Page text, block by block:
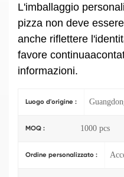
L'imballaggio
pizza non deve
anche riflettere
favore continuaa
informazioni.
Luogo d'origine :
MOQ : 1000 pcs
Ordine personalizzato :